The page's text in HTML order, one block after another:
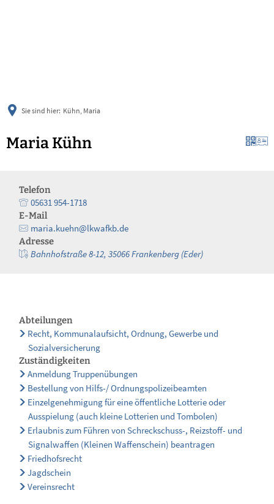
Sie sind hier: Kühn, Maria
Maria Kühn
Telefon
05631 954-1718
E-Mail
maria.kuehn@lkwafkb.de
Adresse
Bahnhofstraße 8-12, 35066 Frankenberg (Eder)
Abteilungen
Recht, Kommunalaufsicht, Ordnung, Gewerbe und
Sozialversicherung
Zuständigkeiten
Anmeldung Truppenübungen
Bestellung von Hilfs-/ Ordnungspolizeibeamten
Einzelgenehmigung für eine öffentliche Lotterie oder
Ausspielung (auch kleine Lotterien und Tombolen)
Erlaubnis zum Führen von Schreckschuss-, Reizstoff- und
Signalwaffen (Kleinen Waffenschein) beantragen
Friedhofsrecht
Jagdschein
Vereinsrecht